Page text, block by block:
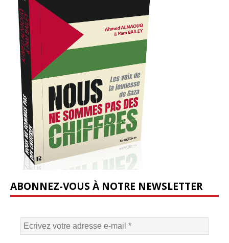
ABONNEZ-VOUS À NOTRE NEWSLETTER